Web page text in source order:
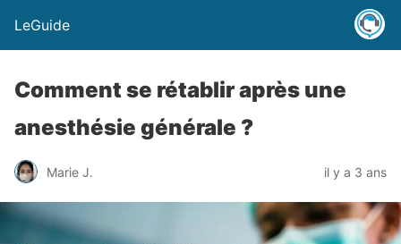
LeGuide
Comment se rétablir après une
anesthésie générale ?
Marie J. il y a 3 ans